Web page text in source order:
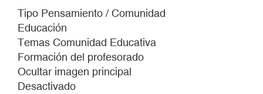
TALLER
DE
RECURSOS
PARA
TRABAJAR
EL
Tipo Pensamiento / Comunidad
Educación
Temas Comunidad Educativa
Formación del profesorado
Ocultar imagen principal
Desactivado